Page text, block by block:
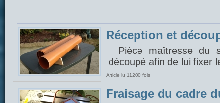
Réception et
Pièce maîtresse du
découpé afin de lui fixer
Article lu 11200 fois
Fraisage du cadre